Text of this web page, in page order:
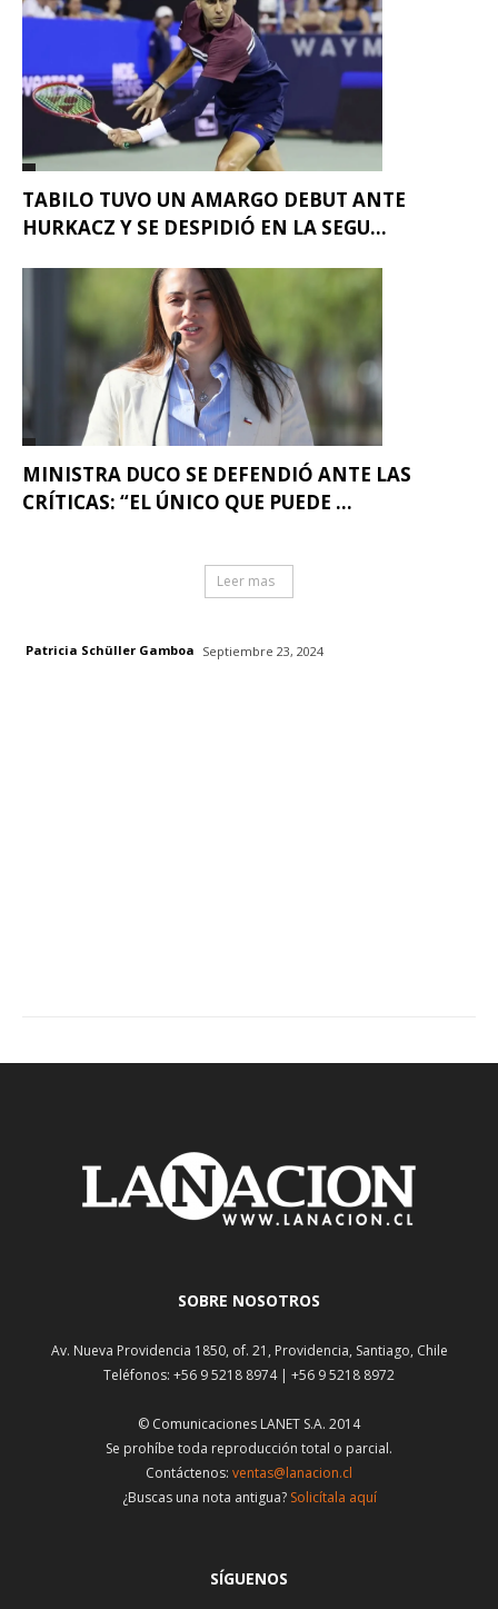
TABILO TUVO UN AMARGO DEBUT ANTE
HURKACZ Y SE DESPIDIÓ EN LA SEGU...
MINISTRA DUCO SE DEFENDIÓ ANTE LAS
CRÍTICAS: “EL ÚNICO QUE PUEDE ...
Leer mas
Patricia Schüller Gamboa Septiembre 23, 2024
SOBRE NOSOTROS
Av. Nueva Providencia 1850, of. 21, Providencia, Santiago, Chile
Teléfonos: +56 9 5218 8974 | +56 9 5218 8972
© Comunicaciones LANET S.A. 2014
Se prohíbe toda reproducción total o parcial.
Contáctenos: ventas@lanacion.cl
¿Buscas una nota antigua? Solicítala aquí
SÍGUENOS